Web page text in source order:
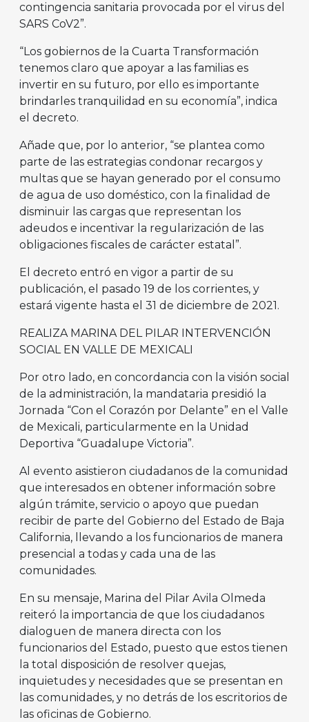
contingencia sanitaria provocada por el virus del
SARS CoV2”.
“Los gobiernos de la Cuarta Transformación
tenemos claro que apoyar a las familias es
invertir en su futuro, por ello es importante
brindarles tranquilidad en su economía”, indica
el decreto.
Añade que, por lo anterior, “se plantea como
parte de las estrategias condonar recargos y
multas que se hayan generado por el consumo
de agua de uso doméstico, con la finalidad de
disminuir las cargas que representan los
adeudos e incentivar la regularización de las
obligaciones fiscales de carácter estatal”.
El decreto entró en vigor a partir de su
publicación, el pasado 19 de los corrientes, y
estará vigente hasta el 31 de diciembre de 2021.
REALIZA MARINA DEL PILAR INTERVENCIÓN
SOCIAL EN VALLE DE MEXICALI
Por otro lado, en concordancia con la visión social
de la administración, la mandataria presidió la
Jornada “Con el Corazón por Delante” en el Valle
de Mexicali, particularmente en la Unidad
Deportiva “Guadalupe Victoria”.
Al evento asistieron ciudadanos de la comunidad
que interesados en obtener información sobre
algún trámite, servicio o apoyo que puedan
recibir de parte del Gobierno del Estado de Baja
California, llevando a los funcionarios de manera
presencial a todas y cada una de las
comunidades.
En su mensaje, Marina del Pilar Avila Olmeda
reiteró la importancia de que los ciudadanos
dialoguen de manera directa con los
funcionarios del Estado, puesto que estos tienen
la total disposición de resolver quejas,
inquietudes y necesidades que se presentan en
las comunidades, y no detrás de los escritorios de
las oficinas de Gobierno.